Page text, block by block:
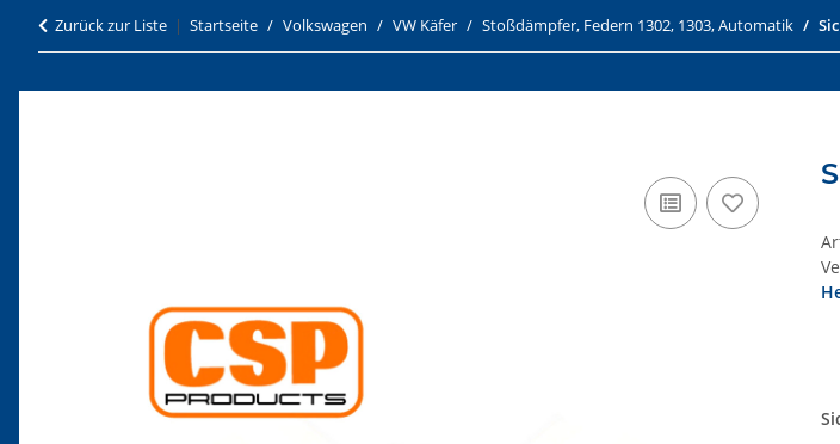
Zurück zur Liste Startseite Volkswagen VW Käfer Stoßdämpfer, Federn 1302, 1303, Automatik